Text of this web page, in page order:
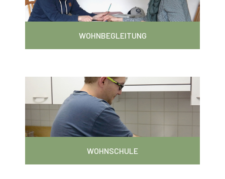
WOHNBEGLEITUNG
WOHNSCHULE